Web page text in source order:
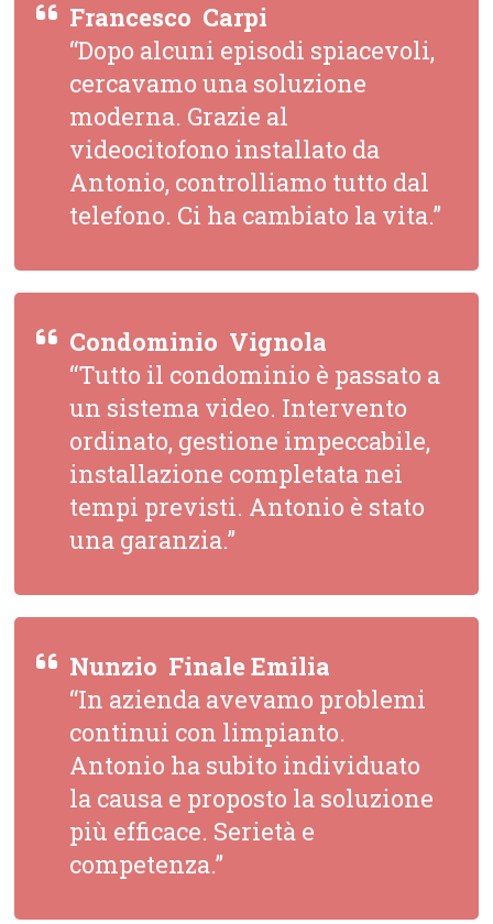
Francesco  Carpi
“Dopo alcuni episodi spiacevoli,
cercavamo una soluzione
moderna. Grazie al
videocitofono installato da
Antonio, controlliamo tutto dal
telefono. Ci ha cambiato la vita.”
Condominio  Vignola
“Tutto il condominio è passato a
un sistema video. Intervento
ordinato, gestione impeccabile,
installazione completata nei
tempi previsti. Antonio è stato
una garanzia.”
Nunzio  Finale Emilia
“In azienda avevamo problemi
continui con limpianto.
Antonio ha subito individuato
la causa e proposto la soluzione
più efficace. Serietà e
competenza.”